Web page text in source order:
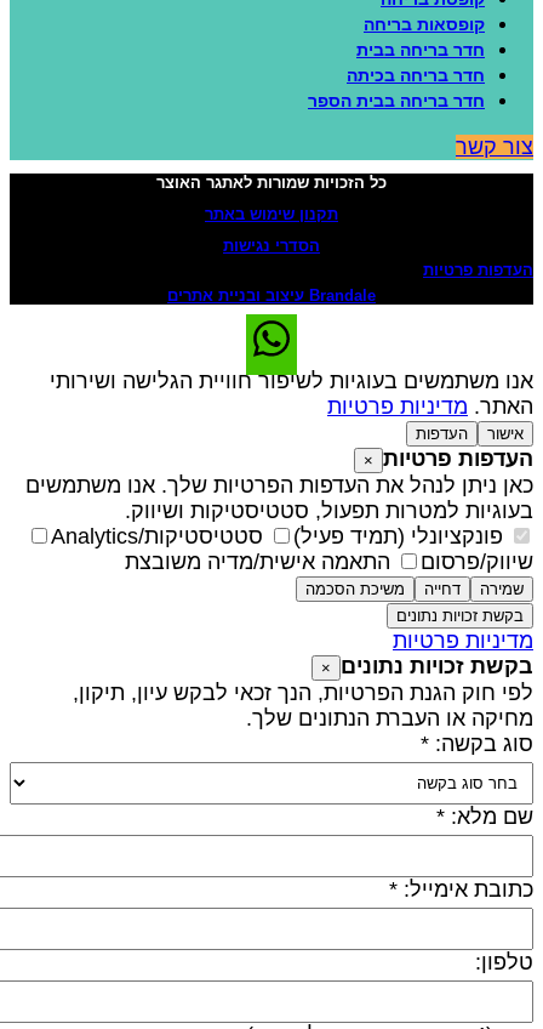
קופסאות בריחה
חדר בריחה בבית
חדר בריחה בכיתה
חדר בריחה בבית הספר
קשר
כל הזכויות שמורות לאתגר האוצר
תקנון שימוש באתר
הסדרי נגישות
פרטיות
Brandale עיצוב ובניית אתרים
משתמשים בעוגיות לשיפור חוויית הגלישה ושירותי
מדיניות פרטיות
אישור העדפות
פרטיות ×
ניתן לנהל את העדפות הפרטיות שלך. אנו משתמשים
למטרות תפעול, סטטיסטיקות ושיווק.
פונקציונלי (תמיד פעיל)
סטטיסטיקות/Analytics
פרסום
התאמה אישית/מדיה משובצת
שמירה דחייה
משיכת הסכמה
בקשת זכויות נתונים
פרטיות
זכויות נתונים
חוק הגנת הפרטיות, הנך זכאי לבקש עיון, תיקון,
או העברת הנתונים שלך.
בקשה: *
מלא: *
אימייל: *